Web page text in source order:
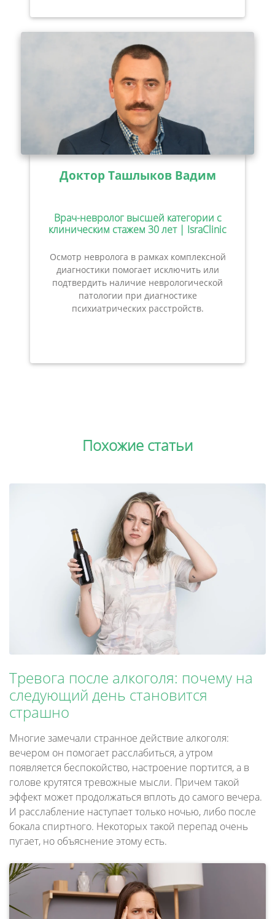
Доктор Ташлыков Вадим
Врач-невролог высшей категории с
клиническим стажем 30 лет | IsraClinic
Осмотр невролога в рамках комплексной
диагностики помогает исключить или
подтвердить наличие неврологической
патологии при диагностике
психиатрических расстройств.
Похожие статьи
Тревога после алкоголя: почему на
следующий день становится
страшно
Многие замечали странное действие алкоголя:
вечером он помогает расслабиться, а утром
появляется беспокойство, настроение портится, а в
голове крутятся тревожные мысли. Причем такой
эффект может продолжаться вплоть до самого вечера.
И расслабление наступает только ночью, либо после
бокала спиртного. Некоторых такой перепад очень
пугает, но объяснение этому есть.